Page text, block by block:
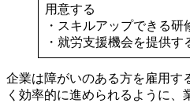
用意する
・スキルアップできる研
・就労支援機会を提供す
企業は障がいのある方を雇用す
く効率的に進められるように、